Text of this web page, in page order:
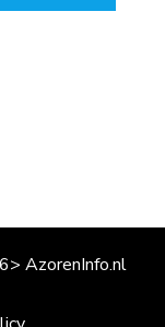
AzorenInfo.nl